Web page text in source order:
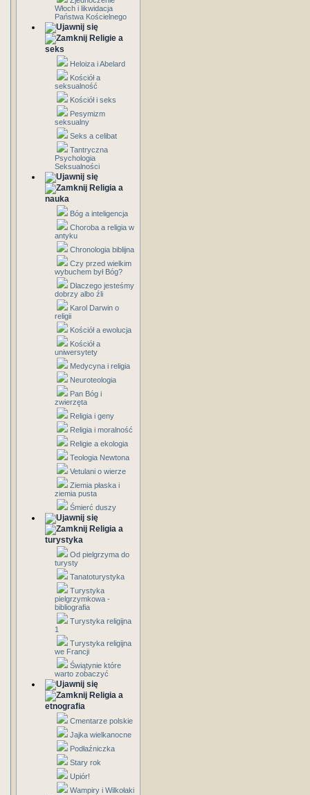
Włoch i likwidacja
Państwa Kościelnego
Religie a
seks
Heloiza i Abelard
Kościół a
seksualność
Kościół i seks
Pesymizm
seksualny
Seks a celibat
Tantryczna
Psychologia
Seksualności
Religia a
nauka
Bóg a inteligencja
Choroba a religia w
antyku
Chronologia biblijna
Czy przed wielkim
wybuchem był Bóg?
Dlaczego jesteśmy
dobrzy albo źli
Karol Darwin o
religii
Kościół a ewolucja
Kościół a
uniwersytety
Medycyna i religia
Neuroteologia
Pan Bóg i
zwierzęta
Religia i geny
Religia i moralność
Religie a ekologia
Teologia Newtona
Vetulani o wierze
Ziemia płaska i
ziemia pusta
Śmierć duszy
Religia a
turystyka
Od pielgrzyma do
turysty
Tanatoturystyka
Turystyka
pielgrzymkowa -
bibliografia
Turystyka religijna
1
Turystyka religijna
we Francji
Świątynie które
warto zobaczyć
Religia a
etnografia
Cmentarze polskie
Jajka wielkanocne
Podłaźniczka
Stary rok
Upiór!
Wampiry i Wilkołaki